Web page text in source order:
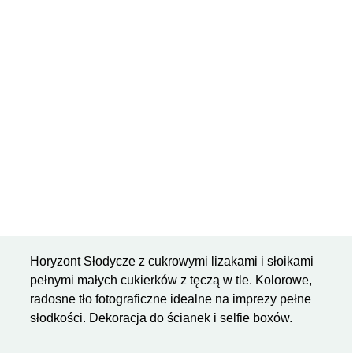
Horyzont Słodycze z cukrowymi lizakami i słoikami
pełnymi małych cukierków z tęczą w tle. Kolorowe,
radosne tło fotograficzne idealne na imprezy pełne
słodkości. Dekoracja do ścianek i selfie boxów.